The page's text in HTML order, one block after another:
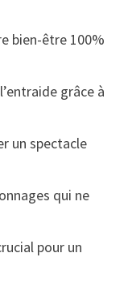
bien-être 100%
grâce à
un spectacle
qui ne
pour un